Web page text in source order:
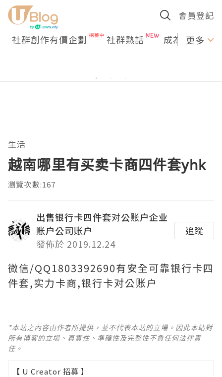
會員登記
社群創作有價企劃 社群熱話 成為U更多
生活
越南哪里有买卖卡商四件套yhk
瀏覽次數:167
出售银行卡四件套对公账户企业
账户公司账户
發佈於 2019.12.24
追蹤
微信/QQ1803392690有安全可靠银行卡四
件套,实力卡商,银行卡对公账户
*本站之內容由作者所提供，並不代表本站的立場。因此本站對
所有博客的立場、真實性、準確性及完整性不負任何法律責
任。
【 U Creator 招募 】